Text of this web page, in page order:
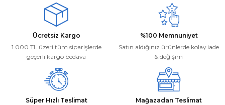
Ürün açıklamasında eksik bilgiler bulunuyor.
Ürün bilgilerinde hatalar bulunuyor.
Ürün fiyatı diğer sitelerden daha pahalı.
Bu ürüne benzer farklı alternatifler olmalı.
Mehmet Kayış | 17/02/2026
Deneyimini Paylaş
Ücretsiz Kargo
1.000 TL üzeri tüm siparişlerde
geçerli kargo bedava
%100 Memnuniyet
Satın aldığınız ürünlerde kolay iade
& değişim
Süper Hızlı Teslimat
Mağazadan Teslimat